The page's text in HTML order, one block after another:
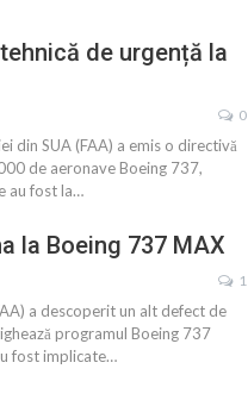
de urgență la
0
din SUA (FAA) a emis o directivă
de aeronave Boeing 737,
au fost la…
la Boeing 737 MAX
1
a descoperit un alt defect de
programul Boeing 737
fost implicate…